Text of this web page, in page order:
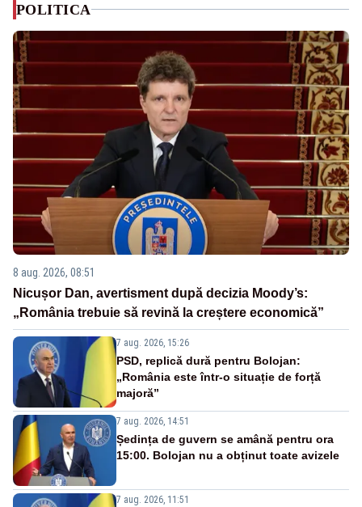
POLITICA
8 aug. 2026, 08:51
Nicușor Dan, avertisment după decizia Moody’s:
„România trebuie să revină la creștere economică”
7 aug. 2026, 15:26
PSD, replică dură pentru Bolojan:
„România este într-o situație de forță
majoră”
7 aug. 2026, 14:51
Ședința de guvern se amână pentru ora
15:00. Bolojan nu a obținut toate avizele
7 aug. 2026, 11:51